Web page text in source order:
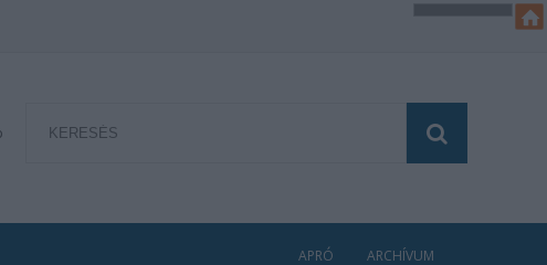
APRÓ ARCHÍVUM